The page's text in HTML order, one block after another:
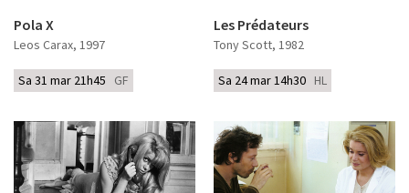
Pola X
Leos Carax, 1997
Sa 31 mar 21h45 GF
Les Prédateurs
Tony Scott, 1982
Sa 24 mar 14h30 HL